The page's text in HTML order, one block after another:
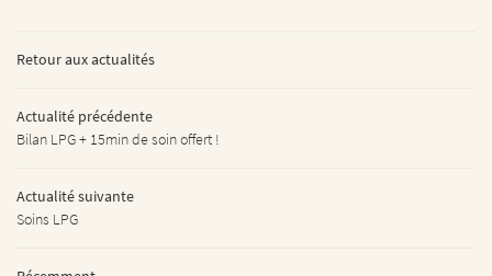
VISAGES – CORPS
GAMMES SOINS
NOS PRESTATIONS
Retour aux actualités
Actualité précédente
Bilan LPG + 15min de soin offert !
Actualité suivante
Soins LPG